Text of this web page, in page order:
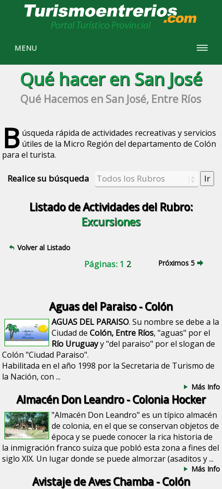
MENU
Qué hacer en San José
Qué Hacemos en San José, Entre Ríos
B úsqueda rápida de actividades recreativas y servicios
útiles de la Micro Región del departamento de Colón
para el turista.
Realice su búsqueda
Listado de Actividades del Rubro:
Excursiones
Volver al Listado
Páginas: 1 2 Próximos 5
Aguas del Paraiso - Colón
AGUAS DEL PARAISO. Su nombre se debe a la
Ciudad deColón, Entre Ríos, "aguas" por el
Río Uruguayy "del paraiso" por el slogan de
Colón "Ciudad Paraiso".
Habilitada en el año 1998 por la Secretaria de Turismo de
la Nación, con ...
Más Info
Almacén Don Leandro - Colonia Hocker
"Almacén Don Leandro" es un típico almacén
de colonia, en el que se conservan objetos de
época y se puede conocer la rica historia de
la inmigración franco suiza que pobló esta zona a fines del
siglo XlX. Un lugar donde se puede almorzar (asaditos y ...
Más Info
Avistaje de Aves Chamba - Colón